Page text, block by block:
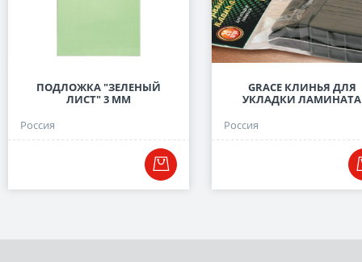
ПОДЛОЖКА "ЗЕЛЕНЫЙ
ЛИСТ" 3 ММ
Россия
GRACE КЛИНЬЯ ДЛЯ
УКЛАДКИ ЛАМИНАТА
Россия